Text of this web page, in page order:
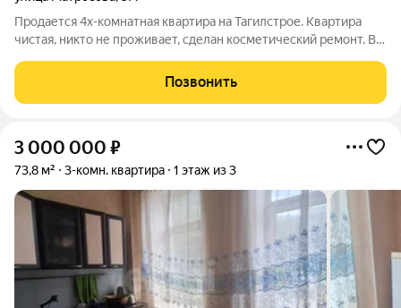
Продается 4х-комнатная квартира на Тагилстрое. Квартира
чистая, никто не проживает, сделан косметический ремонт. В
на воду. Санузел раздельный. Имеется балкон, не застеклен.
Данная квартира -
Позвонить
3 000 000 ₽
73,8 м² 3-комн. квартира 1 этаж из 3